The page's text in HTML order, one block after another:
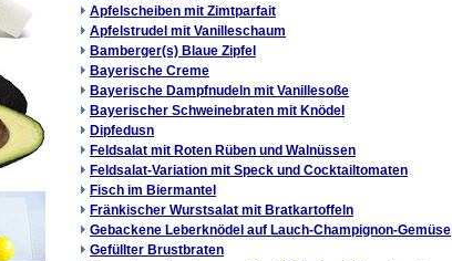
Apfelscheiben mit Zimtparfait
Apfelstrudel mit Vanilleschaum
Bamberger(s) Blaue Zipfel
Bayerische Creme
Bayerische Dampfnudeln mit Vanillesoße
Bayerischer Schweinebraten mit Knödel
Dipfedusn
Feldsalat mit Roten Rüben und Walnüssen
Feldsalat-Variation mit Speck und Cocktailtomaten
Fisch im Biermantel
Fränkischer Wurstsalat mit Bratkartoffeln
Gebackene Leberknödel auf Lauch-Champignon-Gemüse
Gefüllter Brustbraten